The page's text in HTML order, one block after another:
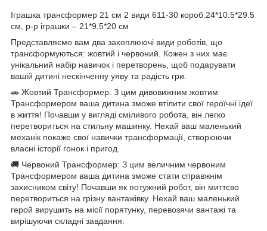
Іграшка трансформер 21 см 2 види 611-30 короб.24*10.5*29.5
см, р-р іграшки – 21*9.5*20 см
Представляємо вам два захоплюючі види роботів, що
трансформуються: жовтий і червоний. Кожен з них має
унікальний набір навичок і перетворень, щоб подарувати
вашій дитині нескінченну уяву та радість гри.
🚗 Жовтий Трансформер: З цим дивовижним жовтим
Трансформером ваша дитина зможе втілити свої героїчні ідеї
в життя! Почавши у вигляді сміливого робота, він легко
перетвориться на стильну машинку. Нехай ваш маленький
механік покаже свої навички трансформації, створюючи
власні історії гонок і пригод.
🚚 Червоний Трансформер: З цим величним червоним
Трансформером ваша дитина зможе стати справжнім
захисником світу! Почавши як потужний робот, він миттєво
перетвориться на грізну вантажівку. Нехай ваш маленький
герой вирушить на місії порятунку, перевозячи вантажі та
вирішуючи складні завдання.